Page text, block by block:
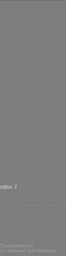
1
и внешний вид товаров